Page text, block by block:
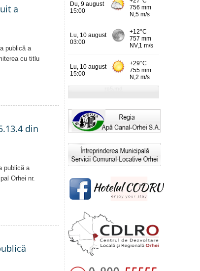
a
publică a
cu titlu
din
publică a
Orhei nr.